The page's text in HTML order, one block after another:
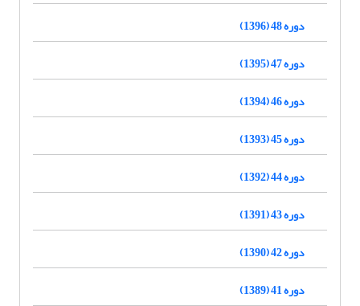
دوره 48 (1396)
دوره 47 (1395)
دوره 46 (1394)
دوره 45 (1393)
دوره 44 (1392)
دوره 43 (1391)
دوره 42 (1390)
دوره 41 (1389)